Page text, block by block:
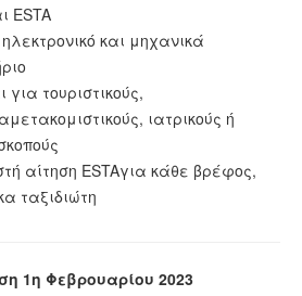
ESTA
και μηχανικά
τουριστικούς,
ιατρικούς ή
αίτηση ESTAγια κάθε βρέφος,
ταξιδιώτη
1η Φεβρουαρίου 2023